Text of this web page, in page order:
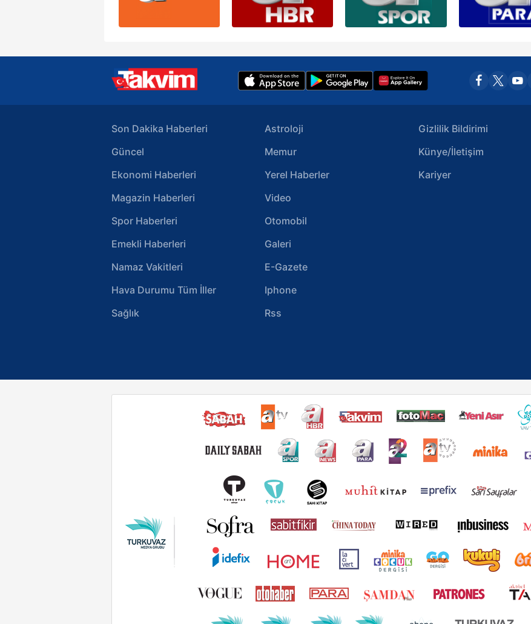
mevzuata uygun olarak kullanılan çerezlerle ilgili bilgi almak için lütfen
tıklayınız.
Son Dakika Haberleri
Güncel
Ekonomi Haberleri
Magazin Haberleri
Spor Haberleri
Emekli Haberleri
Namaz Vakitleri
Hava Durumu Tüm İller
Sağlık
Astroloji
Memur
Yerel Haberler
Video
Otomobil
Galeri
E-Gazete
Iphone
Rss
Gizlilik Bildirimi
Künye/İletişim
Kariyer